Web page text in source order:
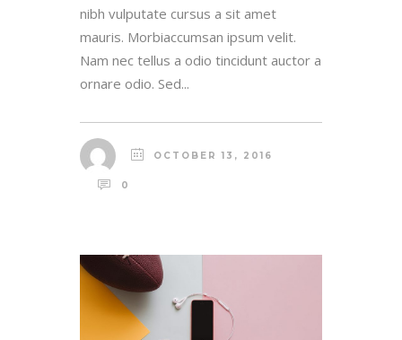
nibh vulputate cursus a sit amet
mauris. Morbiaccumsan ipsum velit.
Nam nec tellus a odio tincidunt auctor a
ornare odio. Sed...
OCTOBER 13, 2016
0